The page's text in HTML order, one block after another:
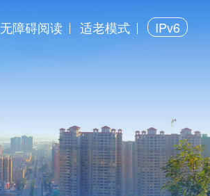
无障碍阅读 适老模式 IPv6